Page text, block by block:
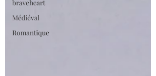
braveheart
Médiéval
Romantique